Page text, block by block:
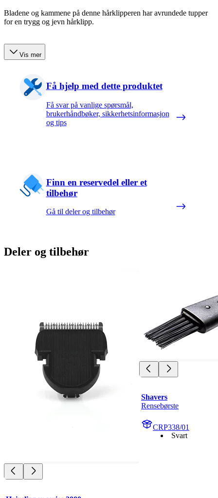
Bladene og kammene på denne hårklipperen har avrundede tupper
for en trygg og jevn hårklipp.
Vis mer
Få hjelp med dette produktet
Få svar på vanlige spørsmål,
brukerhåndbøker, sikkerhetsinformasjon
og tips
Finn en reservedel eller et
tilbehør
Gå til deler og tilbehør
Deler og tilbehør
Shavers
Rensebørste
CRP338/01
Svart